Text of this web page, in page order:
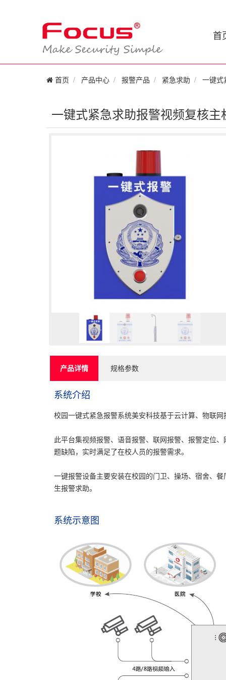
首
首页 产品中心 报警产品 紧急求助 一键式
一键式紧急求助报警视频复核主
产品详情 规格参数
系统介绍
校园一键式紧急报警系统美安科技基于云计算、物联
此平台集视频报警、语音报警、联网报警、报警定位
题缺陷，实时满足了在校人员的报警需求。
一键报警设备主要安装在校园的门卫、操场、宿舍、
生报警求助。
系统示意图